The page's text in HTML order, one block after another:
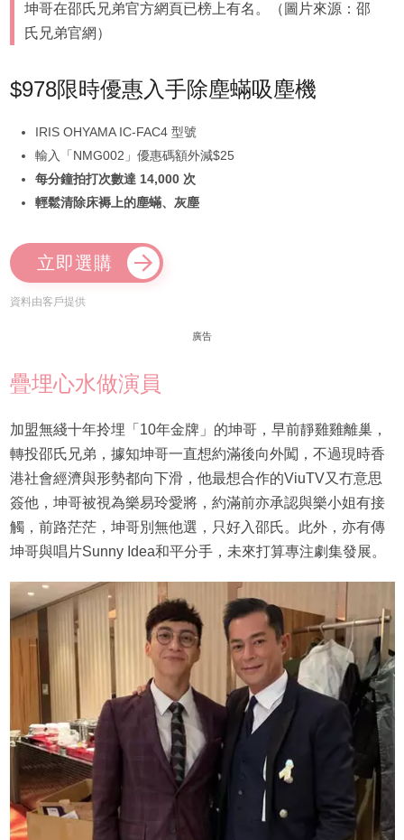
坤哥在邵氏兄弟官方網頁已榜上有名。（圖片來源：邵
氏兄弟官網）
$978限時優惠入手除塵蟎吸塵機
IRIS OHYAMA IC-FAC4 型號
輸入「NMG002」優惠碼額外減$25
每分鐘拍打次數達 14,000 次
輕鬆清除床褥上的塵蟎、灰塵
立即選購
資料由客戶提供
廣告
疊埋心水做演員
加盟無綫十年拎埋「10年金牌」的坤哥，早前靜雞雞離巢，
轉投邵氏兄弟，據知坤哥一直想約滿後向外闖，不過現時香
港社會經濟與形勢都向下滑，他最想合作的ViuTV又冇意思
簽他，坤哥被視為樂易玲愛將，約滿前亦承認與樂小姐有接
觸，前路茫茫，坤哥別無他選，只好入邵氏。此外，亦有傳
坤哥與唱片Sunny Idea和平分手，未來打算專注劇集發展。